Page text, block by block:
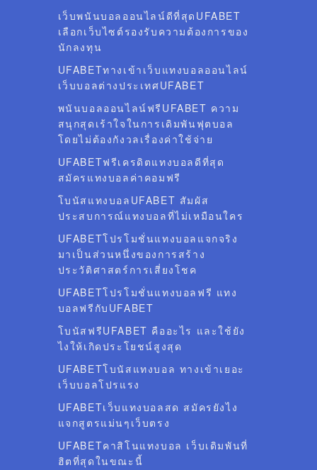
เว็บพนันบอลออนไลน์ดีที่สุดUFABET
เลือกเว็บไซต์รองรับความต้องการของ
นักลงทุน
UFABETทางเข้าเว็บแทงบอลออนไลน์
เว็บบอลต่างประเทศUFABET
พนันบอลออนไลน์ฟรีUFABET ความ
สนุกสุดเร้าใจในการเดิมพันฟุตบอล
โดยไม่ต้องกังวลเรื่องค่าใช้จ่าย
UFABETฟรีเครดิตแทงบอลดีที่สุด
สมัครแทงบอลค่าคอมฟรี
โบนัสแทงบอลUFABET สัมผัส
ประสบการณ์แทงบอลที่ไม่เหมือนใคร
UFABETโปรโมชั่นแทงบอลแจกจริง
มาเป็นส่วนหนึ่งของการสร้าง
ประวัติศาสตร์การเสี่ยงโชค
UFABETโปรโมชั่นแทงบอลฟรี แทง
บอลฟรีกับUFABET
โบนัสฟรีUFABET คืออะไร และใช้ยัง
ไงให้เกิดประโยชน์สูงสุด
UFABETโบนัสแทงบอล ทางเข้าเยอะ
เว็บบอลโปรแรง
UFABETเว็บแทงบอลสด สมัครยังไง
แจกสูตรแม่นๆเว็บตรง
UFABETคาสิโนแทงบอล เว็บเดิมพันที่
ฮิตที่สุดในขณะนี้